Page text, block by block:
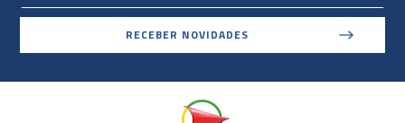
RECEBER NOVIDADES